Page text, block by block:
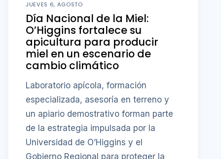
JUEVES 6, AGOSTO
Día Nacional de la Miel:
O’Higgins fortalece su
apicultura para producir
miel en un escenario de
cambio climático
Laboratorio apícola, formación
especializada, asesoría en terreno y
un apiario demostrativo forman parte
de la estrategia impulsada por la
Universidad de O’Higgins y el
Gobierno Regional para proteger la